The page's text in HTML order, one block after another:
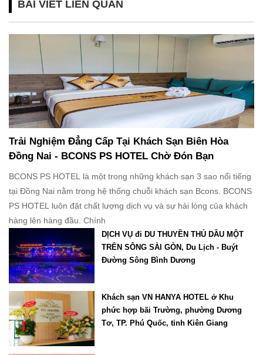
BÀI VIẾT LIÊN QUAN
Trải Nghiệm Đẳng Cấp Tại Khách Sạn Biên Hòa
Đồng Nai - BCONS PS HOTEL Chờ Đón Bạn
BCONS PS HOTEL là một trong những khách sạn 3 sao nổi tiếng
tại Đồng Nai nằm trong hệ thống chuỗi khách sạn Bcons. BCONS
PS HOTEL luôn đặt chất lượng dịch vụ và sự hài lòng của khách
hàng lên hàng đầu. Chính
DỊCH VỤ đi DU THUYỀN THỦ DẦU MỘT
TRÊN SÔNG SÀI GÒN, Du Lịch - Buýt
Đường Sông Bình Dương
Khách sạn VN HANYA HOTEL ở Khu
phức hợp bãi Trường, phường Dương
Tơ, TP. Phú Quốc, tỉnh Kiên Giang